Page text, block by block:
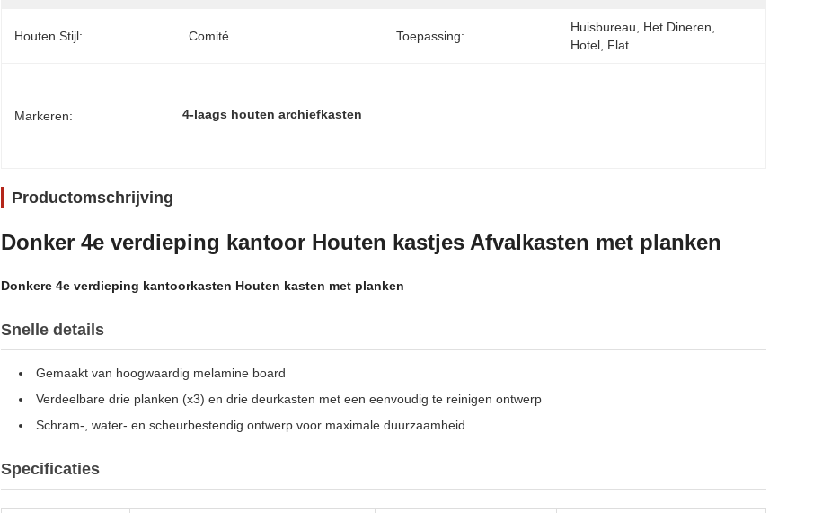
Houten Stijl: Comité Toepassing:
Huisbureau, Het Dineren,
Hotel, Flat
Markeren: 4-laags houten archiefkasten
Productomschrijving
Donker 4e verdieping kantoor Houten kastjes Afvalkasten met planken
Donkere 4e verdieping kantoorkasten Houten kasten met planken
Snelle details
Gemaakt van hoogwaardig melamine board
Verdeelbare drie planken (x3) en drie deurkasten met een eenvoudig te reinigen ontwerp
Schram-, water- en scheurbestendig ontwerp voor maximale duurzaamheid
Specificaties